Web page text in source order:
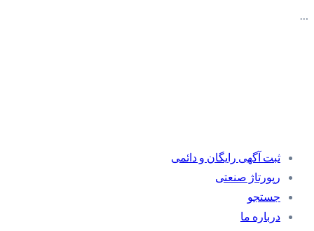
…
ثبت آگهی رایگان و دائمی
رپورتاژ صنعتی
جستجو
درباره ما